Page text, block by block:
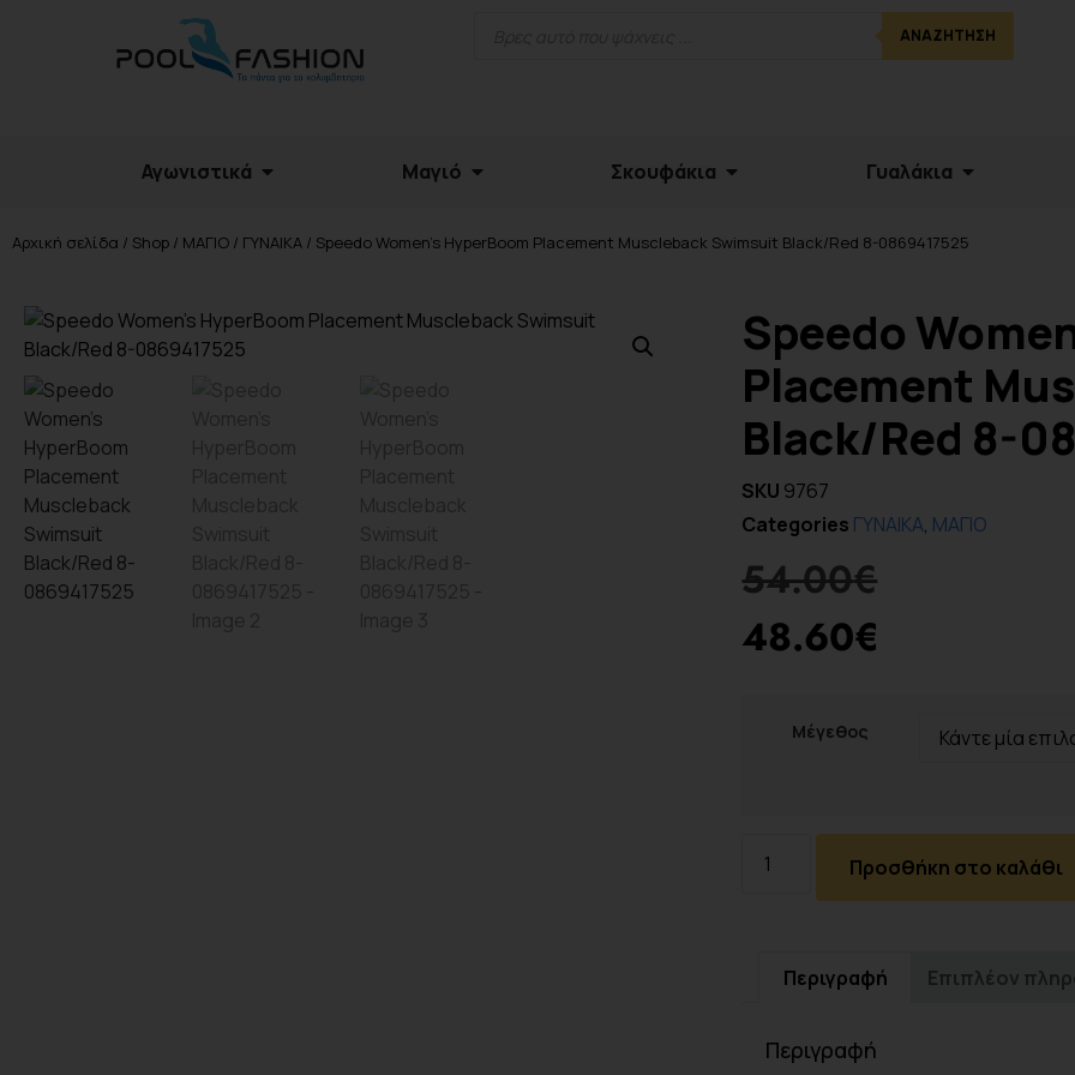
ΑΝΑΖΉΤΗΣΗ
Αγωνιστικά Μαγιό Σκουφάκια Γυαλάκια
Αρχική σελίδα / Shop / ΜΑΓΙΟ / ΓΥΝΑΙΚΑ / Speedo Women’s HyperBoom Placement Muscleback Swimsuit Black/Red 8-0869417525
Speedo
Placement
Black/Red 8-
SKU 9767
Categories ΓΥΝΑΙΚΑ, ΜΑΓΙΟ
54.00€
48.60€
Μέγεθος
Προσθήκη στο καλάθι
Περιγραφή Επιπλέον
Περιγραφή